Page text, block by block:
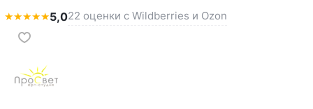
★★★★★5,022 оценки с Wildberries и Ozon